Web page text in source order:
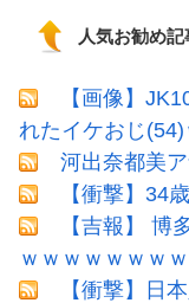
人気お勧め記
【画像】
れたイケおじ
河出奈都美
【衝撃】34
【吉報】 博
ｗｗｗｗｗｗｗ
【衝撃】日